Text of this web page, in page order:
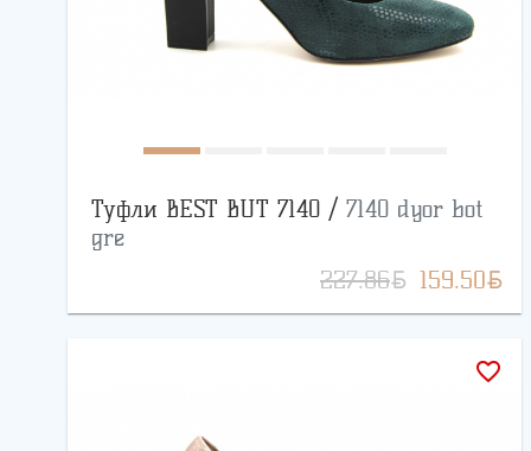
Туфли BEST BUT 7140 / 7140 dyor bot
gre
227.86BYN 159.50BYN
favorite_border